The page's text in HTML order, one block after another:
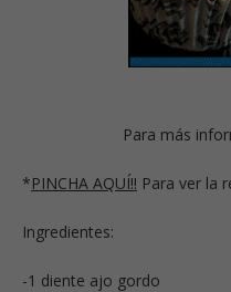
Para más
*PINCHA AQUÍ!! Para ver la
Ingredientes:
-1 diente ajo gordo